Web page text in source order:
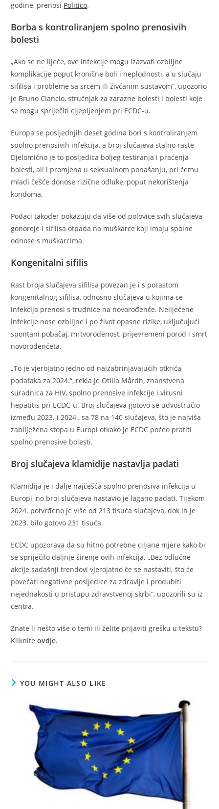
godine, prenosi Politico.
Borba s kontroliranjem spolno prenosivih
bolesti
„Ako se ne liječe, ove infekcije mogu izazvati ozbiljne
komplikacije poput kronične boli i neplodnosti, a u slučaju
sifilisa i probleme sa srcem ili živčanim sustavom“, upozorio
je Bruno Ciancio, stručnjak za zarazne bolesti i bolesti koje
se mogu spriječiti cijepljenjem pri ECDC-u.
Europa se posljednjih deset godina bori s kontroliranjem
spolno prenosivih infekcija, a broj slučajeva stalno raste.
Djelomično je to posljedica boljeg testiranja i praćenja
bolesti, ali i promjena u seksualnom ponašanju, pri čemu
mladi češće donose rizične odluke, poput nekorištenja
kondoma.
Podaci također pokazuju da više od polovice svih slučajeva
gonoreje i sifilisa otpada na muškarce koji imaju spolne
odnose s muškarcima.
Kongenitalni sifilis
Rast broja slučajeva sifilisa povezan je i s porastom
kongenitalnog sifilisa, odnosno slučajeva u kojima se
infekcija prenosi s trudnice na novorođenče. Neliječene
infekcije nose ozbiljne i po život opasne rizike, uključujući
spontani pobačaj, mrtvorođenost, prijevremeni porod i smrt
novorođenčeta.
„To je vjerojatno jedno od najzabrinjavajućih otkrića
podataka za 2024.“, rekla je Otilia Mårdh, znanstvena
suradnica za HIV, spolno prenosive infekcije i virusni
hepatitis pri ECDC-u. Broj slučajeva gotovo se udvostručio
između 2023. i 2024., sa 78 na 140 slučajeva, što je najviša
zabilježena stopa u Europi otkako je ECDC počeo pratiti
spolno prenosive bolesti.
Broj slučajeva klamidije nastavlja padati
Klamidija je i dalje najčešća spolno prenosiva infekcija u
Europi, no broj slučajeva nastavio je lagano padati. Tijekom
2024. potvrđeno je više od 213 tisuća slučajeva, dok ih je
2023. bilo gotovo 231 tisuća.
ECDC upozorava da su hitno potrebne ciljane mjere kako bi
se spriječilo daljnje širenje ovih infekcija. „Bez odlučne
akcije sadašnji trendovi vjerojatno će se nastaviti, što će
povećati negativne posljedice za zdravlje i produbiti
nejednakosti u pristupu zdravstvenoj skrbi“, upozorili su iz
centra.
Znate li nešto više o temi ili želite prijaviti grešku u tekstu?
Klikniteovdje.
YOU MIGHT ALSO LIKE